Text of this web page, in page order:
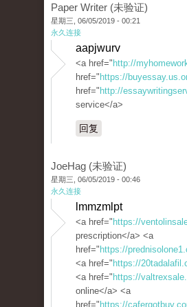
Paper Writer (未验证)
星期三, 06/05/2019 - 00:21
永久连接
aapjwurv
<a href=" http://
href=" https://
href=" http://
service</a>
回复
JoeHag (未验证)
星期三, 06/05/2019 - 00:46
永久连接
lmmzmlpt
<a href=" https://
prescription</a> <a
href=" https://
<a href=" https://
<a href=" https://
online</a> <a
href=" https://